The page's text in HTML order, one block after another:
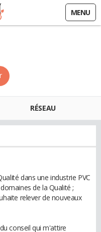
MENU
RÉSEAU
dans une industrie PVC
de la Qualité ;
relever de nouveaux
conseil qui m'attire